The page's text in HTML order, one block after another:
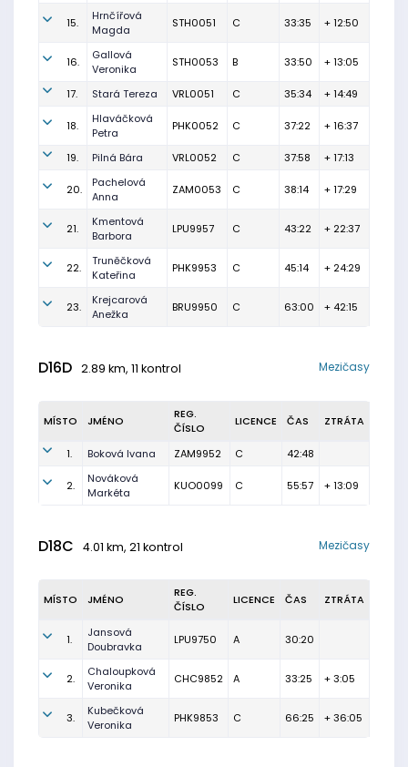
15.
Hrnčířová
Magda
STH0051 C 33:35 + 12:50
16.
Gallová
Veronika
STH0053 B 33:50 + 13:05
17. Stará Tereza VRL0051 C 35:34 + 14:49
18.
Hlaváčková
Petra
PHK0052 C 37:22 + 16:37
19. Pilná Bára VRL0052 C 37:58 + 17:13
20.
Pachelová
Anna
ZAM0053 C 38:14 + 17:29
21.
Kmentová
Barbora
LPU9957 C 43:22 + 22:37
22.
Truněčková
Kateřina
PHK9953 C 45:14 + 24:29
23.
Krejcarová
Anežka
BRU9950 C 63:00 + 42:15
D16D 2.89 km, 11 kontrol Mezičasy
MÍSTO JMÉNO
REG.
ČÍSLO
LICENCE ČAS ZTRÁTA
1. Boková Ivana ZAM9952 C 42:48
2.
Nováková
Markéta
KUO0099 C 55:57 + 13:09
D18C 4.01 km, 21 kontrol Mezičasy
MÍSTO JMÉNO
REG.
ČÍSLO
LICENCE ČAS ZTRÁTA
1.
Jansová
Doubravka
LPU9750 A 30:20
2.
Chaloupková
Veronika
CHC9852 A 33:25 + 3:05
3.
Kubečková
Veronika
PHK9853 C 66:25 + 36:05